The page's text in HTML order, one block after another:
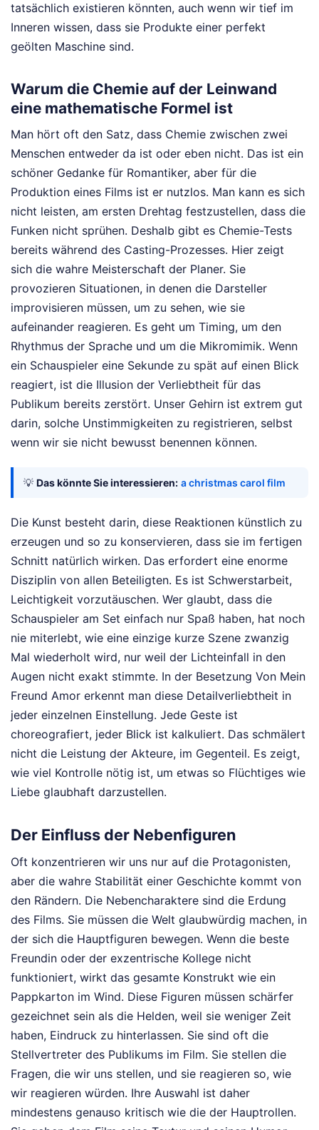
tatsächlich existieren könnten, auch wenn wir tief im
Inneren wissen, dass sie Produkte einer perfekt
geölten Maschine sind.
Warum die Chemie auf der Leinwand
eine mathematische Formel ist
Man hört oft den Satz, dass Chemie zwischen zwei
Menschen entweder da ist oder eben nicht. Das ist ein
schöner Gedanke für Romantiker, aber für die
Produktion eines Films ist er nutzlos. Man kann es sich
nicht leisten, am ersten Drehtag festzustellen, dass die
Funken nicht sprühen. Deshalb gibt es Chemie-Tests
bereits während des Casting-Prozesses. Hier zeigt
sich die wahre Meisterschaft der Planer. Sie
provozieren Situationen, in denen die Darsteller
improvisieren müssen, um zu sehen, wie sie
aufeinander reagieren. Es geht um Timing, um den
Rhythmus der Sprache und um die Mikromimik. Wenn
ein Schauspieler eine Sekunde zu spät auf einen Blick
reagiert, ist die Illusion der Verliebtheit für das
Publikum bereits zerstört. Unser Gehirn ist extrem gut
darin, solche Unstimmigkeiten zu registrieren, selbst
wenn wir sie nicht bewusst benennen können.
💡 Das könnte Sie interessieren: a christmas carol film
Die Kunst besteht darin, diese Reaktionen künstlich zu
erzeugen und so zu konservieren, dass sie im fertigen
Schnitt natürlich wirken. Das erfordert eine enorme
Disziplin von allen Beteiligten. Es ist Schwerstarbeit,
Leichtigkeit vorzutäuschen. Wer glaubt, dass die
Schauspieler am Set einfach nur Spaß haben, hat noch
nie miterlebt, wie eine einzige kurze Szene zwanzig
Mal wiederholt wird, nur weil der Lichteinfall in den
Augen nicht exakt stimmte. In der Besetzung Von Mein
Freund Amor erkennt man diese Detailverliebtheit in
jeder einzelnen Einstellung. Jede Geste ist
choreografiert, jeder Blick ist kalkuliert. Das schmälert
nicht die Leistung der Akteure, im Gegenteil. Es zeigt,
wie viel Kontrolle nötig ist, um etwas so Flüchtiges wie
Liebe glaubhaft darzustellen.
Der Einfluss der Nebenfiguren
Oft konzentrieren wir uns nur auf die Protagonisten,
aber die wahre Stabilität einer Geschichte kommt von
den Rändern. Die Nebencharaktere sind die Erdung
des Films. Sie müssen die Welt glaubwürdig machen, in
der sich die Hauptfiguren bewegen. Wenn die beste
Freundin oder der exzentrische Kollege nicht
funktioniert, wirkt das gesamte Konstrukt wie ein
Pappkarton im Wind. Diese Figuren müssen schärfer
gezeichnet sein als die Helden, weil sie weniger Zeit
haben, Eindruck zu hinterlassen. Sie sind oft die
Stellvertreter des Publikums im Film. Sie stellen die
Fragen, die wir uns stellen, und sie reagieren so, wie
wir reagieren würden. Ihre Auswahl ist daher
mindestens genauso kritisch wie die der Hauptrollen.